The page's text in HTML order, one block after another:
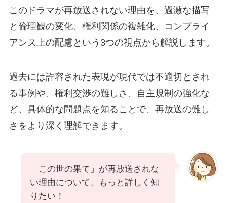
このドラマが再放送されない理由を、過激な描写
と倫理観の変化、権利関係の複雑化、コンプライ
アンス上の配慮という3つの視点から解説します。
過去には許容された表現が現代では不適切とされ
る事例や、権利交渉の難しさ、自主規制の強化な
ど、具体的な問題点を知ることで、再放送の難し
さをより深く理解できます。
「この世の果て」が再放送されな
い理由について、もっと詳しく知
りたい！